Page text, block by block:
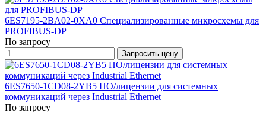
6ES7195-2BA02-0XA0 Специализированные микросхемы для
PROFIBUS-DP
По запросу
Запросить цену
6ES7650-1CD08-2YB5 ПО/лицензии для системных
коммуникаций через Industrial Ethernet
По запросу